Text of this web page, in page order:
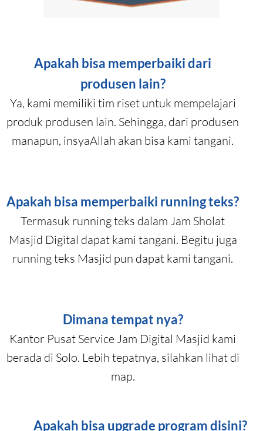
Apakah bisa memperbaiki dari
produsen lain?
Ya, kami memiliki tim riset untuk mempelajari
produk produsen lain. Sehingga, dari produsen
manapun, insyaAllah akan bisa kami tangani.
Apakah bisa memperbaiki running teks?
Termasuk running teks dalam Jam Sholat
Masjid Digital dapat kami tangani. Begitu juga
running teks Masjid pun dapat kami tangani.
Dimana tempat nya?
Kantor Pusat Service Jam Digital Masjid kami
berada di Solo. Lebih tepatnya, silahkan lihat di
map.
Apakah bisa upgrade program disini?